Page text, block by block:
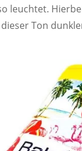
leuchtet.
Ton